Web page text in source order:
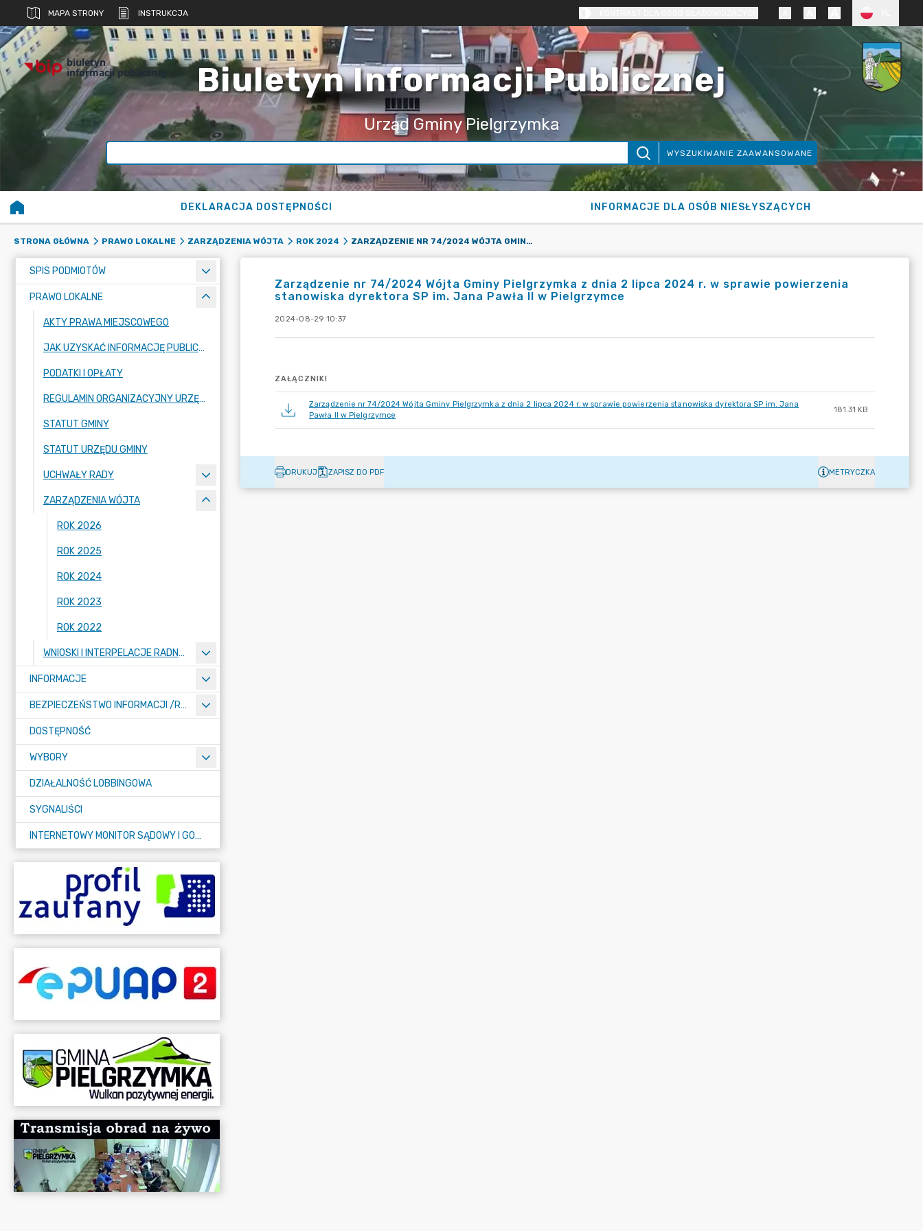
MAPA STRONY INSTRUKCJA
biuletyn
informacji publicznej Biuletyn Informacji Publicznej
Urząd Gminy Pielgrzymka
WYSZUKIWANIE ZAAWANSOWANE
DEKLARACJA DOSTĘPNOŚCI INFORMACJE DLA OSÓB NIESŁYSZĄCYCH
STRONA GŁÓWNA PRAWO LOKALNE ZARZĄDZENIA WÓJTA ROK 2024 ZARZĄDZENIE NR 74/2024 WÓJTA GMINY PIELGRZYMKA Z DNIA 2 LIPCA 2024 R. W SPRAWIE POWIERZENIA STANOWISKA DYREKTORA SP IM. JANA PAWŁA II W PIELGRZYMCE
SPIS PODMIOTÓW
PRAWO LOKALNE
AKTY PRAWA MIEJSCOWEGO
JAK UZYSKAĆ INFORMACJĘ PUBLICZNĄ
PODATKI I OPŁATY
REGULAMIN ORGANIZACYJNY URZĘDU GMINY
STATUT GMINY
STATUT URZĘDU GMINY
UCHWAŁY RADY
ZARZĄDZENIA WÓJTA
ROK 2026
ROK 2025
ROK 2024
ROK 2023
ROK 2022
WNIOSKI I INTERPELACJE RADNYCH
INFORMACJE
BEZPIECZEŃSTWO INFORMACJI /RODO/
DOSTĘPNOŚĆ
WYBORY
DZIAŁALNOŚĆ LOBBINGOWA
SYGNALIŚCI
INTERNETOWY MONITOR SĄDOWY I GOSPODARCZY
Zarządzenie nr 74/2024 Wójta Gminy Pielgrzymka z dnia 2 lipca 2024 r. w sprawie powierzenia
stanowiska dyrektora SP im. Jana Pawła II w Pielgrzymce
2024-08-29 10:37
ZAŁĄCZNIKI
Zarządzenie nr 74/2024 Wójta Gminy Pielgrzymka z dnia 2 lipca 2024 r. w sprawie powierzenia stanowiska dyrektora SP im. Jana
Pawła II w Pielgrzymce
181.31 KB
DRUKUJ ZAPISZ DO PDF METRYCZKA